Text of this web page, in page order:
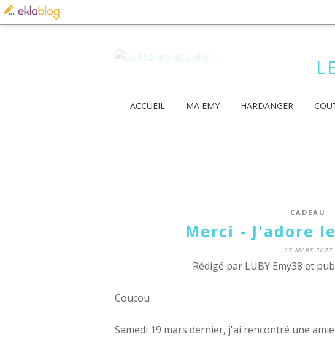
ACCUEIL MA EMY HARDANGER
CADEAU
Merci - J'adore
27 MARS 2022
Rédigé par LUBY Emy38 et
Coucou
Samedi 19 mars dernier, j'ai rencontré une